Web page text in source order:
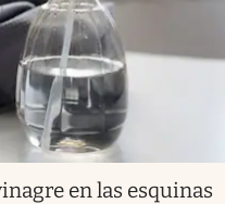
en las esquinas